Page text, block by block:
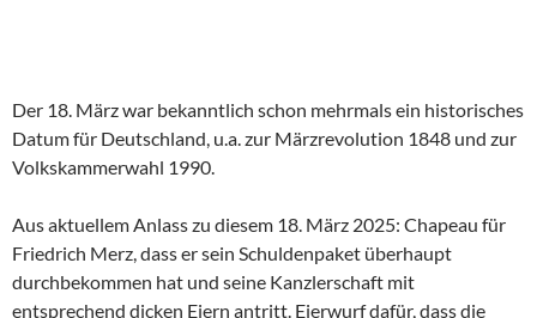
Der 18. März war bekanntlich schon mehrmals ein historisches
Datum für Deutschland, u.a. zur Märzrevolution 1848 und zur
Volkskammerwahl 1990.
Aus aktuellem Anlass zu diesem 18. März 2025: Chapeau für
Friedrich Merz, dass er sein Schuldenpaket überhaupt
durchbekommen hat und seine Kanzlerschaft mit
entsprechend dicken Eiern antritt. Eierwurf dafür, dass die